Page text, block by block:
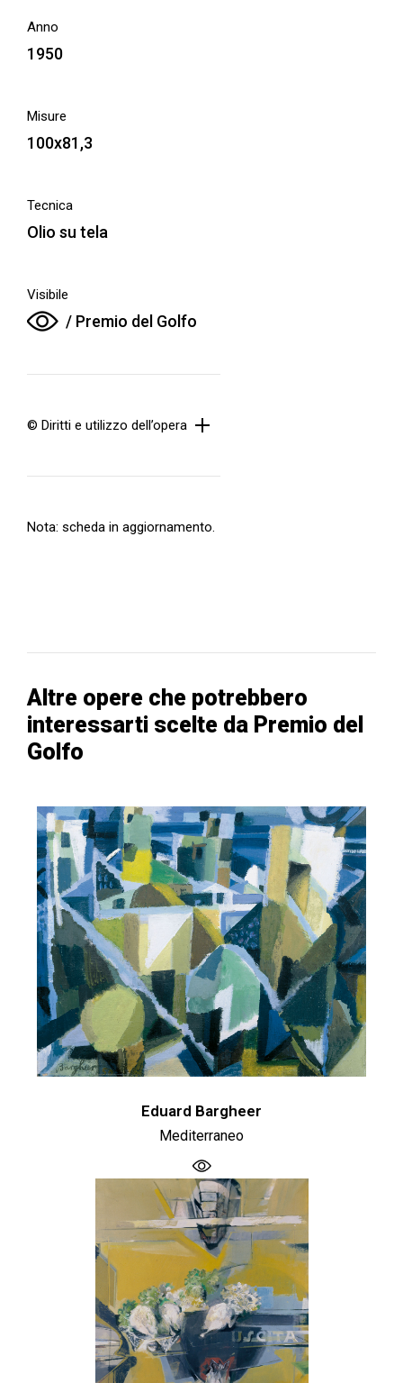
Anno
1950
Misure
100x81,3
Tecnica
Olio su tela
Visibile
/ Premio del Golfo
© Diritti e utilizzo dell’opera
Nota: scheda in aggiornamento.
Altre opere che potrebbero
interessarti scelte da Premio del
Golfo
Eduard Bargheer
Mediterraneo